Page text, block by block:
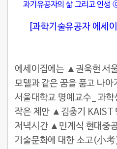
과기유공자의 삶 그리고 인생
[과학기술유공자 에세
에세이집에는 ▲권욱현 서
모델과 같은 꿈을 품고 나
서울대학교 명예교수_ 과
작은 제안 ▲김충기 KAIST
저녁시간 ▲민계식 현대중
기술문화에 대한 소고(小